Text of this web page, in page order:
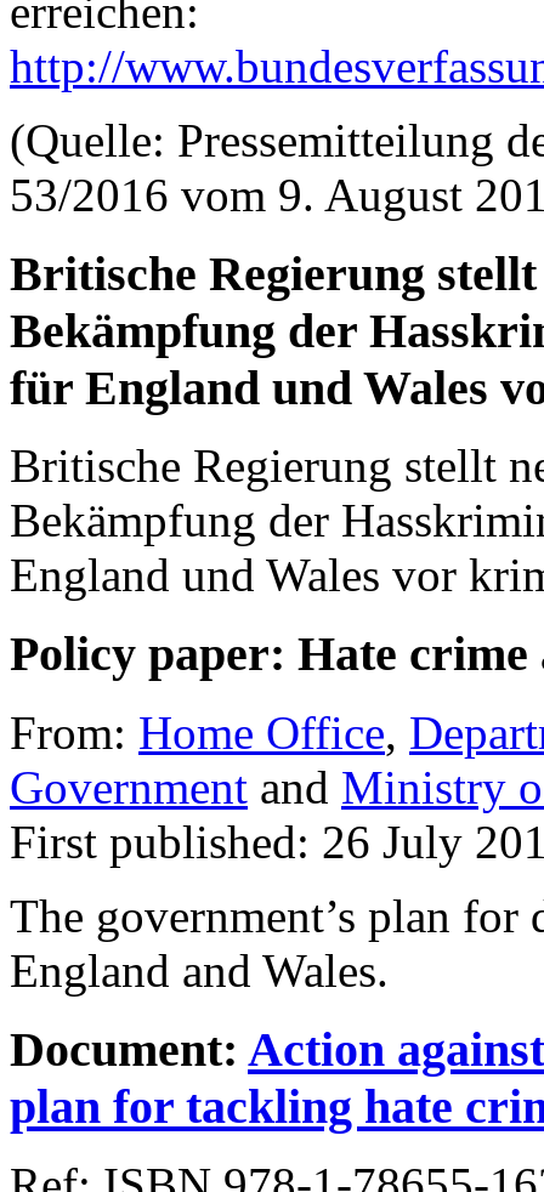
erreichen:
http://
(Quelle: Pressemitteilung
53/2016 vom 9. August
Britische Regierung
Bekämpfung der
für England und Wales
Britische Regierung stellt
Bekämpfung der
England und Wales vor
Policy paper: Hate crime
From: Home Office,
Government and Ministry
First published: 26 July
The government’s plan
England and Wales.
Document: Action
plan for tackling hate